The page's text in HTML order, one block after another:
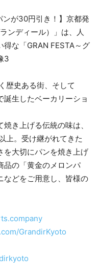
歴史ある街、そして
誕生したベーカリーショ
き上げる伝統の味は、
上。受け継がれてきた
を大切にパンを焼き上げ
品の「黄金のメロンパ
などをご用意し、皆様の
GrandirKyoto